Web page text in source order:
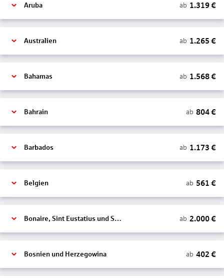
Aruba ab 1.319€
Australien ab 1.265 €
Bahamas ab 1.568€
Bahrain ab 804€
Barbados ab 1.173 €
Belgien ab 561 €
Bonaire, Sint Eustatius und Saba ab 2.000€
Bosnien und Herzegowina ab 402 €